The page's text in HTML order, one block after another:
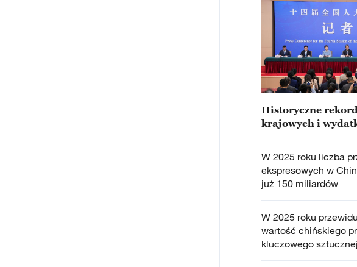
Historyczne
krajowych i
W 2025 roku liczba
ekspresowych w
już 150 miliardów
W 2025 roku
wartość chińskiego
kluczowego
przekroczy 1,2